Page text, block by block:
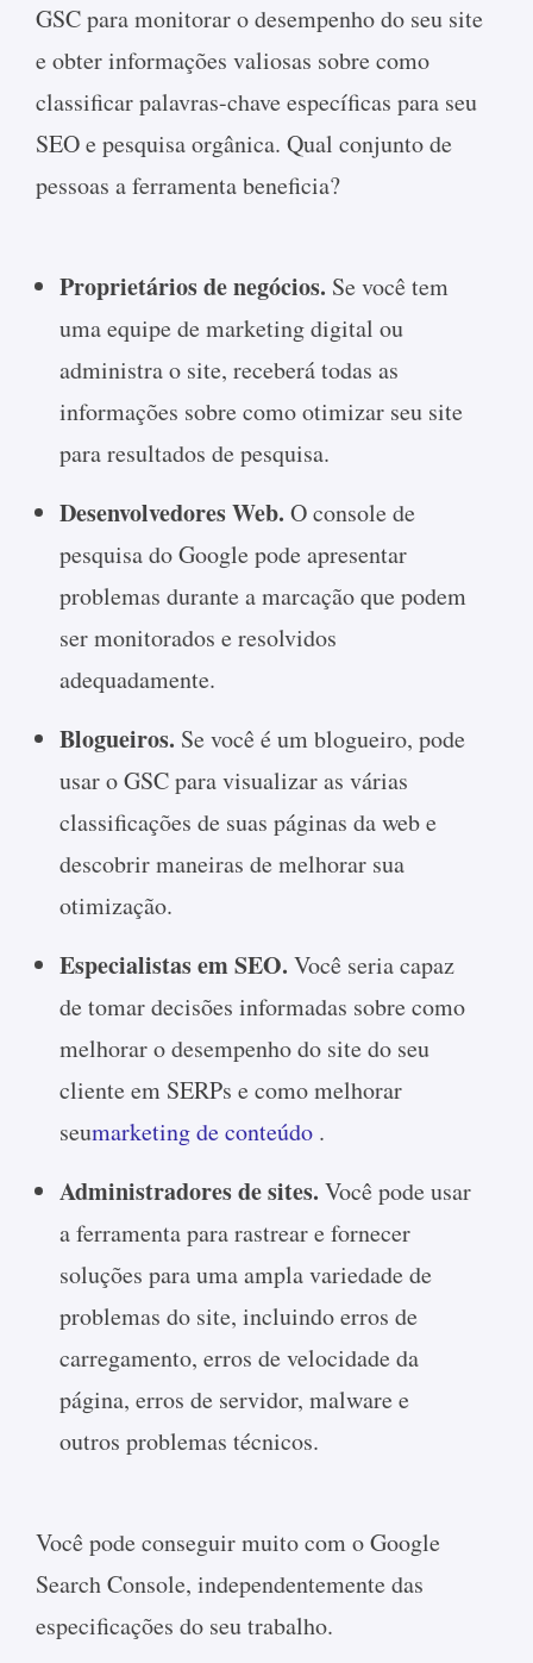
GSC para monitorar o desempenho do seu site
e obter informações valiosas sobre como
classificar palavras-chave específicas para seu
SEO e pesquisa orgânica. Qual conjunto de
pessoas a ferramenta beneficia?
Proprietários de negócios. Se você tem
uma equipe de marketing digital ou
administra o site, receberá todas as
informações sobre como otimizar seu site
para resultados de pesquisa.
Desenvolvedores Web. O console de
pesquisa do Google pode apresentar
problemas durante a marcação que podem
ser monitorados e resolvidos
adequadamente.
Blogueiros. Se você é um blogueiro, pode
usar o GSC para visualizar as várias
classificações de suas páginas da web e
descobrir maneiras de melhorar sua
otimização.
Especialistas em SEO. Você seria capaz
de tomar decisões informadas sobre como
melhorar o desempenho do site do seu
cliente em SERPs e como melhorar
seumarketing de conteúdo .
Administradores de sites. Você pode usar
a ferramenta para rastrear e fornecer
soluções para uma ampla variedade de
problemas do site, incluindo erros de
carregamento, erros de velocidade da
página, erros de servidor, malware e
outros problemas técnicos.
Você pode conseguir muito com o Google
Search Console, independentemente das
especificações do seu trabalho.